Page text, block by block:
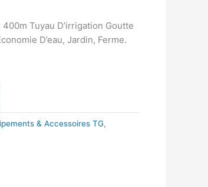
Tuyau D’irrigation Goutte
D’eau, Jardin, Ferme.
& Accessoires TG,